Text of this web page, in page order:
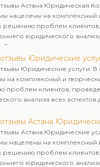
Астана Юридическая
нацелены на комплексный
решению проблем
юридического
рационального пути
Юридические
Юридические услуги. В
на комплексный и
проблем клиентов,
анализа всех аспектов
Астана
Астана Юридические
нацелены на комплексный
решению проблем
юридического